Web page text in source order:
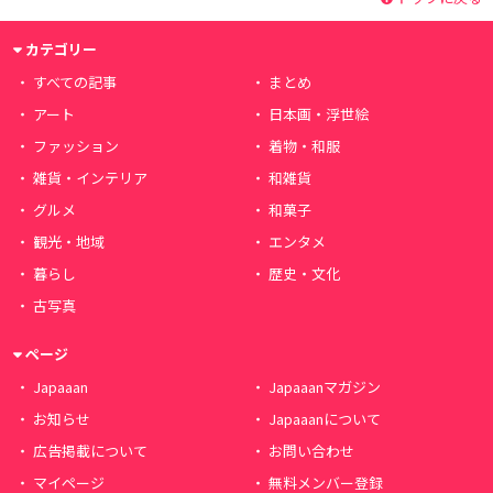
カテゴリー
すべての記事
まとめ
アート
日本画・浮世絵
ファッション
着物・和服
雑貨・インテリア
和雑貨
グルメ
和菓子
観光・地域
エンタメ
暮らし
歴史・文化
古写真
ページ
Japaaan
Japaaanマガジン
お知らせ
Japaaanについて
広告掲載について
お問い合わせ
マイページ
無料メンバー登録